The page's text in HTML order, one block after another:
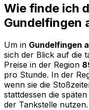
Wie finde ich
Gundelfingen
Um in Gundelfingen
sich der Blick auf die
Preise in der Region
pro Stunde. In der
wenn sie die
stattdessen die
der Tankstelle nutzen.